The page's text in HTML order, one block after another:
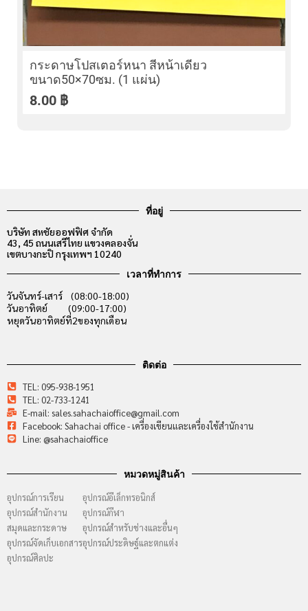
กระดาษโปสเตอร์หนา สีหน้าเดียว
ขนาด50×70ซม. (1 แผ่น)
8.00 ฿
ที่อยู่
บริษัท สหชัยออฟฟิศ จำกัด
43, 45 ถนนเสรีไทย แขวงคลองจั่น
เขตบางกะปิ กรุงเทพฯ 10240
เวลาที่ทำการ
วันจันทร์-เสาร์ (08:00-18:00)
วันอาทิตย์ (09:00-17:00)
หยุดวันอาทิตย์ที่2ของทุกเดือน
ติดต่อ
TEL: 095-938-1951
TEL: 02-733-1241
E-mail: sales.sahachaioffice@gmail.com
Facebook: Sahachai office - เครื่องเขียนและเครื่องใช้สำนักงาน
Line: @sahachaioffice
หมวดหมู่สินค้า
อุปกรณ์การเรียน
อุปกรณ์สำนักงาน
สมุดและกระดาษ
อุปกรณ์จัดเก็บเอกสาร
อุปกรณ์ศิลปะ
อุปกรณ์อีเล็กทรอนิกส์
อุปกรณ์กีฬา
อุปกรณ์สำหรับช่างและอื่นๆ
อุปกรณ์ประดิษฐ์และตกแต่ง